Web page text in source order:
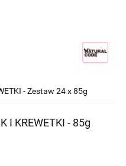
- Zestaw 24 x 85g
I KREWETKI - 85g